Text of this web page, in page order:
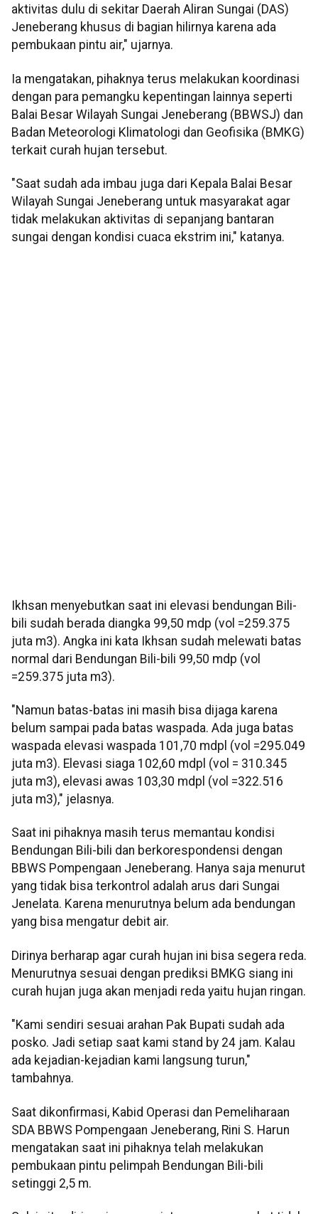
aktivitas dulu di sekitar Daerah Aliran Sungai (DAS)
Jeneberang khusus di bagian hilirnya karena ada
pembukaan pintu air," ujarnya.
Ia mengatakan, pihaknya terus melakukan koordinasi
dengan para pemangku kepentingan lainnya seperti
Balai Besar Wilayah Sungai Jeneberang (BBWSJ) dan
Badan Meteorologi Klimatologi dan Geofisika (BMKG)
terkait curah hujan tersebut.
"Saat sudah ada imbau juga dari Kepala Balai Besar
Wilayah Sungai Jeneberang untuk masyarakat agar
tidak melakukan aktivitas di sepanjang bantaran
sungai dengan kondisi cuaca ekstrim ini," katanya.
Ikhsan menyebutkan saat ini elevasi bendungan Bili-
bili sudah berada diangka 99,50 mdp (vol =259.375
juta m3). Angka ini kata Ikhsan sudah melewati batas
normal dari Bendungan Bili-bili 99,50 mdp (vol
=259.375 juta m3).
"Namun batas-batas ini masih bisa dijaga karena
belum sampai pada batas waspada. Ada juga batas
waspada elevasi waspada 101,70 mdpl (vol =295.049
juta m3). Elevasi siaga 102,60 mdpl (vol = 310.345
juta m3), elevasi awas 103,30 mdpl (vol =322.516
juta m3)," jelasnya.
Saat ini pihaknya masih terus memantau kondisi
Bendungan Bili-bili dan berkorespondensi dengan
BBWS Pompengaan Jeneberang. Hanya saja menurut
yang tidak bisa terkontrol adalah arus dari Sungai
Jenelata. Karena menurutnya belum ada bendungan
yang bisa mengatur debit air.
Dirinya berharap agar curah hujan ini bisa segera reda.
Menurutnya sesuai dengan prediksi BMKG siang ini
curah hujan juga akan menjadi reda yaitu hujan ringan.
"Kami sendiri sesuai arahan Pak Bupati sudah ada
posko. Jadi setiap saat kami stand by 24 jam. Kalau
ada kejadian-kejadian kami langsung turun,"
tambahnya.
Saat dikonfirmasi, Kabid Operasi dan Pemeliharaan
SDA BBWS Pompengaan Jeneberang, Rini S. Harun
mengatakan saat ini pihaknya telah melakukan
pembukaan pintu pelimpah Bendungan Bili-bili
setinggi 2,5 m.